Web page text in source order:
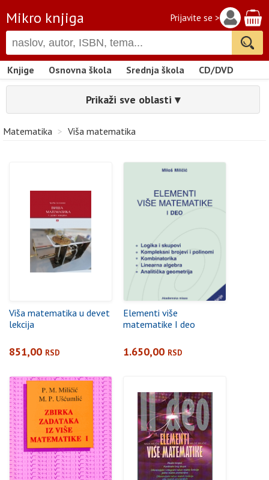
Mikro knjiga Prijavite se >
Knjige Osnovna škola Srednja škola CD/DVD
Prikaži sve oblasti ▾
Matematika > Viša matematika
Viša matematika u devet
lekcija
851,00 RSD
Elementi više
matematike I deo
1.650,00 RSD